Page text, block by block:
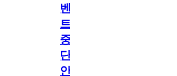
벤
트
중
단
안